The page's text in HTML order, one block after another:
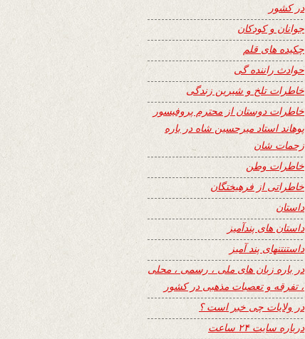
در کشور
جوانان و کودکان
چکیده های قلم
حوادث راننده گی
خاطرات تلخ و شیرین زندگی
خاطرات دوستان از محترم پروفیسور
پوهاند استاد میرحسین شاه در باره
زحمات شان
خاطرات وطن
خاطراتی از فرهیختگان
داستان
داستان های پندآمیز
داستنتنهای پند آمیز
در باره زبان های ملی ، رسمی ، محلی
، تفرقه و تعصبات مذهبی در کشور
در ولایات چی خبر است ؟
درباره سایت ۲۴ ساعت